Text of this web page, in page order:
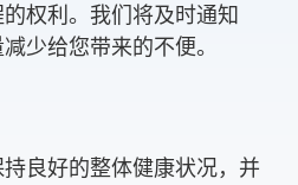
权利。我们将及时通知
少给您带来的不便。
良好的整体健康状况，并